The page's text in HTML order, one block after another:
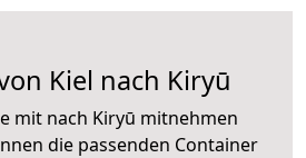
Kiel nach Kiryū
mit nach Kiryū mitnehmen
die passenden Container